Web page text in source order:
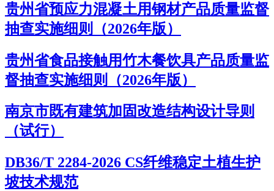
贵州省预应力混凝土用钢材产品质量监督
抽查实施细则（2026年版）
贵州省食品接触用竹木餐饮具产品质量监
督抽查实施细则（2026年版）
南京市既有建筑加固改造结构设计导则
（试行）
DB36/T 2284-2026 CS纤维稳定土植生护
坡技术规范